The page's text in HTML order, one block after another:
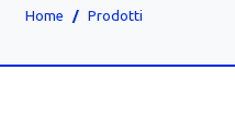
Home Prodotti